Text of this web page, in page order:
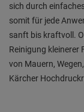
sich durch
somit für jede
sanft bis kraftvoll.
Reinigung kleinerer
von Mauern,
Kärcher